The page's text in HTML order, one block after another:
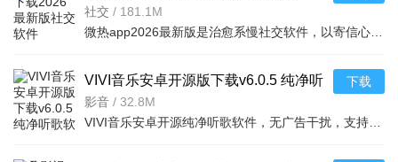
v1.31.0安卓版
社交 / 181.1M
VIVI音乐安卓开源版下载v6.0.5 纯净听
歌软件
影音 / 32.8M
下载